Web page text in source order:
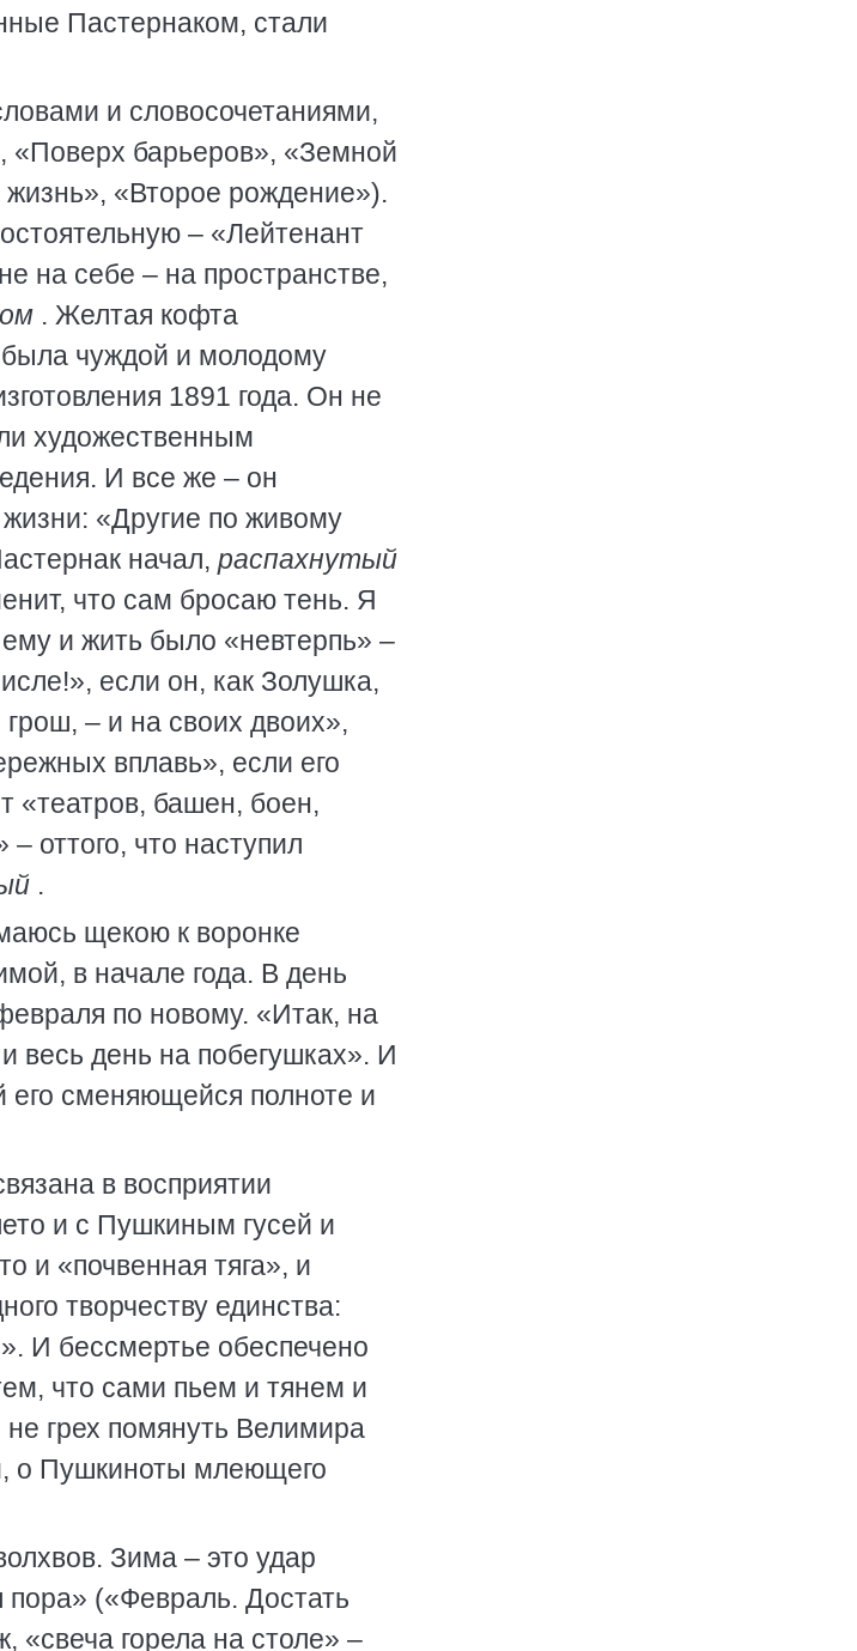
Пастернаком, стали
и словосочетаниями,
«Поверх барьеров», «Земной
«Второе рождение»).
– «Лейтенант
на себе – на пространстве,
. Желтая кофта
была чуждой и молодому
1891 года. Он не
художественным
И все же – он
«Другие по живому
начал, распахнутый
что сам бросаю тень. Я
и жить было «невтерпь» –
если он, как Золушка,
– и на своих двоих»,
вплавь», если его
«театров, башен, боен,
оттого, что наступил
.
щекою к воронке
в начале года. В день
по новому. «Итак, на
весь день на побегушках». И
его сменяющейся полноте и
в восприятии
и с Пушкиным гусей и
«почвенная тяга», и
творчеству единства:
И бессмертье обеспечено
что сами пьем и тянем и
грех помянуть Велимира
о Пушкиноты млеющего
Зима – это удар
пора» («Февраль. Достать
горела на столе» –